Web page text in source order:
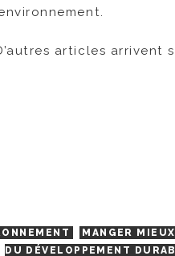
articles arrivent
MANGER MIEUX
DU DÉVELOPPEMENT